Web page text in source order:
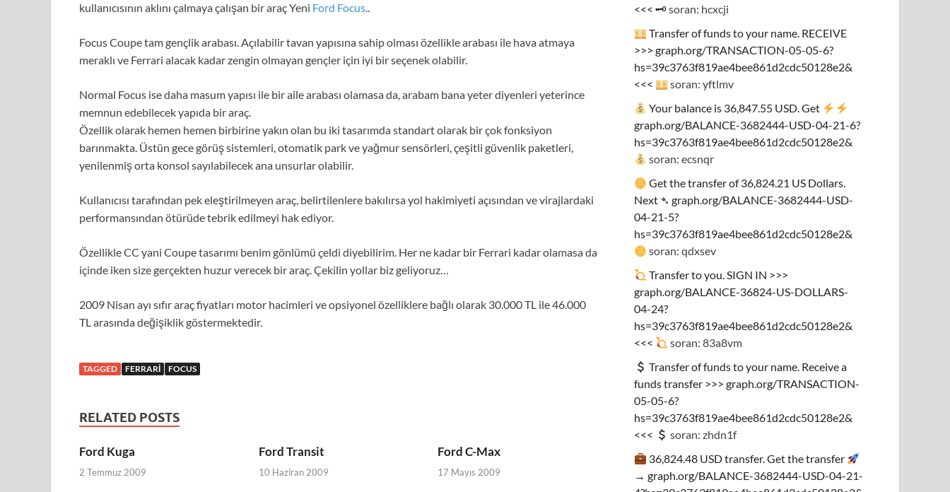
kullanıcısının aklını çalmaya çalışan bir araç Yeni Ford Focus..
Focus Coupe tam gençlik arabası. Açılabilir tavan yapısına sahip olması özellikle arabası ile hava atmaya
meraklı ve Ferrari alacak kadar zengin olmayan gençler için iyi bir seçenek olabilir.
Normal Focus ise daha masum yapısı ile bir aile arabası olamasa da, arabam bana yeter diyenleri yeterince
memnun edebilecek yapıda bir araç.
Özellik olarak hemen hemen birbirine yakın olan bu iki tasarımda standart olarak bir çok fonksiyon
barınmakta. Üstün gece görüş sistemleri, otomatik park ve yağmur sensörleri, çeşitli güvenlik paketleri,
yenilenmiş orta konsol sayılabilecek ana unsurlar olabilir.
Kullanıcısı tarafından pek eleştirilmeyen araç, belirtilenlere bakılırsa yol hakimiyeti açısından ve virajlardaki
performansından ötürüde tebrik edilmeyi hak ediyor.
Özellikle CC yani Coupe tasarımı benim gönlümü çeldi diyebilirim. Her ne kadar bir Ferrari kadar olamasa da
içinde iken size gerçekten huzur verecek bir araç. Çekilin yollar biz geliyoruz…
2009 Nisan ayı sıfır araç fiyatları motor hacimleri ve opsiyonel özelliklere bağlı olarak 30.000 TL ile 46.000
TL arasında değişiklik göstermektedir.
TAGGED FERRARI FOCUS
RELATED POSTS
Ford Kuga
2 Temmuz 2009
Ford Transit
10 Haziran 2009
Ford C-Max
17 Mayıs 2009
<<< 🗝soran: hcxcji
Transfer of funds to your name. RECEIVE
>>> graph.org/TRANSACTION-05-05-6?
hs=39c3763f819ae4bee861d2cdc50128e2&
<<<
soran: yftlmv
Your balance is 36,847.55 USD. Get
graph.org/BALANCE-3682444-USD-04-21-6?
hs=39c3763f819ae4bee861d2cdc50128e2&
soran: ecsnqr
Get the transfer of 36,824.21 US Dollars.
Next ➴ graph.org/BALANCE-3682444-USD-
04-21-5?
hs=39c3763f819ae4bee861d2cdc50128e2&
soran: qdxsev
Transfer to you. SIGN IN >>>
graph.org/BALANCE-36824-US-DOLLARS-
04-24?
hs=39c3763f819ae4bee861d2cdc50128e2&
<<<
soran: 83a8vm
Transfer of funds to your name. Receive a
funds transfer >>> graph.org/TRANSACTION-
05-05-6?
hs=39c3763f819ae4bee861d2cdc50128e2&
<<<
soran: zhdn1f
36,824.48 USD transfer. Get the transfer
→ graph.org/BALANCE-3682444-USD-04-21-